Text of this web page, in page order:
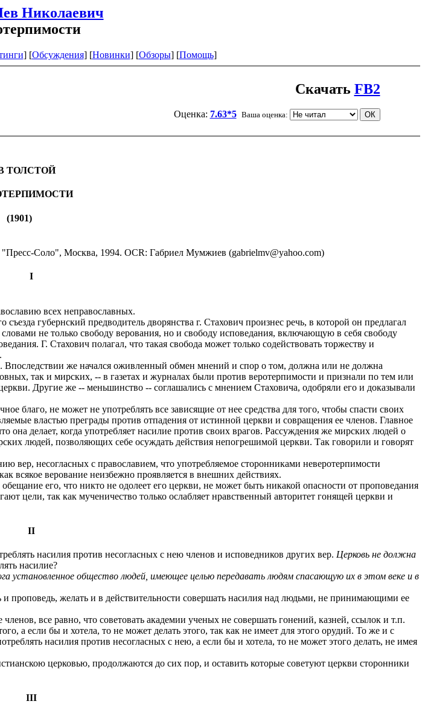
Николаевич
] [Обсуждения] [Новинки] [Обзоры] [Помощь]
Скачать FB2
Оценка: 7.63*5 Ваша оценка:
ТОЛСТОЙ
(1901)
Соло", Москва, 1994. OCR: Габриел Мумжиев (gabrielmv@yahoo.com)
I
всех неправославных.
губернский предводитель дворянства г. Стахович произнес речь, в которой он предлагал
не только свободу верования, но и свободу исповедания, включающую в себя свободу
Г. Стахович полагал, что такая свобода может только содействовать торжеству и
Впоследствии же начался оживленный обмен мнений и спор о том, должна или не должна
так и мирских, -- в газетах и журналах были против веротерпимости и признали по тем или
Другие же -- меньшинство -- соглашались с мнением Стаховича, одобряли его и доказывали
благо, не может не употреблять все зависящие от нее средства для того, чтобы спасти своих
властью преграды против отпадения от истинной церкви и совращения ее членов. Главное
она делает, когда употребляет насилие против своих врагов. Рассуждения же мирских людей о
людей, позволяющих себе осуждать действия непогрешимой церкви. Так говорили и говорят
вер, несогласных с православием, что употребляемое сторонниками неверотерпимости
всякое верование неизбежно проявляется в внешних действиях.
его, что никто не одолеет его церкви, не может быть никакой опасности от проповедания
цели, так как мученичество только ослабляет нравственный авторитет гонящей церкви и
II
насилия против несогласных с нею членов и исповедников других вер. Церковь не должна
насилие?
установленное общество людей, имеющее целью передавать людям спасающую их в этом веке и в
желать и в действительности совершать насилия над людьми, не принимающими ее
все равно, что советовать академии ученых не совершать гонений, казней, ссылок и т.п.
а если бы и хотела, то не может делать этого, так как не имеет для этого орудий. То же и с
насилия против несогласных с нею, а если бы и хотела, то не может этого делать, не имея
церковью, продолжаются до сих пор, и оставить которые советуют церкви сторонники
III